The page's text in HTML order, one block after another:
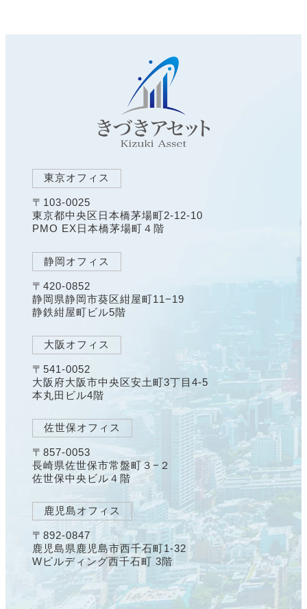
東京オフィス
〒103-0025
東京都中央区日本橋茅場町2-12-10
PMO EX日本橋茅場町４階
静岡オフィス
〒420-0852
静岡県静岡市葵区紺屋町11−19
静鉄紺屋町ビル5階
大阪オフィス
〒541-0052
大阪府大阪市中央区安土町3丁目4-5
本丸田ビル4階
佐世保オフィス
〒857-0053
長崎県佐世保市常盤町３−２
佐世保中央ビル４階
鹿児島オフィス
〒892-0847
鹿児島県鹿児島市西千石町1-32
Wビルディング西千石町 3階